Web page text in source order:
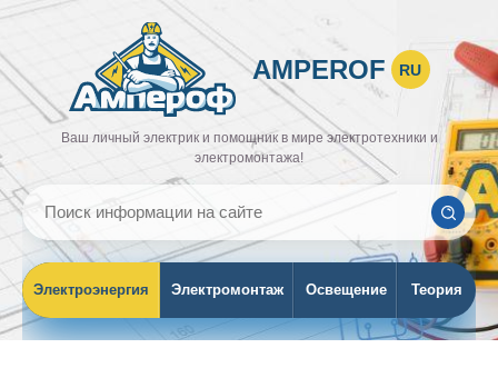
AMPEROF RU
Ваш личный электрик и помощник в мире электротехники и
электромонтажа!
Электроэнергия Электромонтаж Освещение Теория